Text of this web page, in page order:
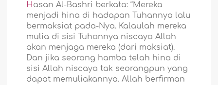
Hasan Al-Bashri berkata: “Mereka
menjadi hina di hadapan Tuhannya lalu
bermaksiat pada-Nya. Kalaulah mereka
mulia di sisi Tuhannya niscaya Allah
akan menjaga mereka (dari maksiat).
Dan jika seorang hamba telah hina di
sisi Allah niscaya tak seorangpun yang
dapat memuliakannya. Allah berfirman